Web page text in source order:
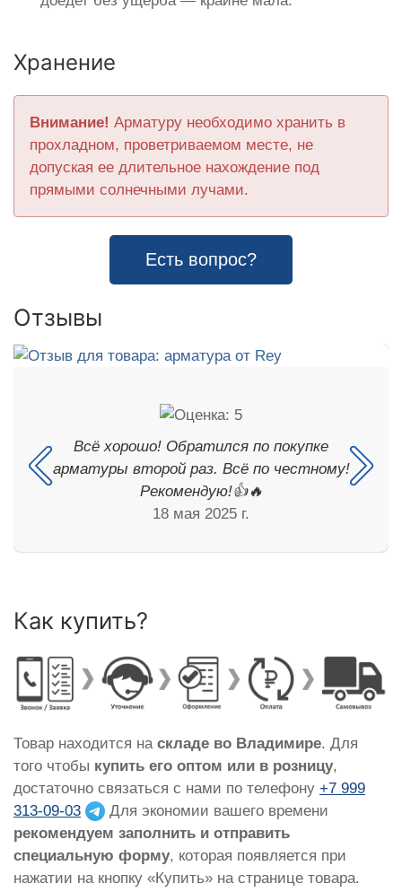
Хранение
Внимание! Арматуру необходимо хранить в
прохладном, проветриваемом месте, не
допуская ее длительное нахождение под
прямыми солнечными лучами.
Есть вопрос?
Отзывы
Всё хорошо! Обратился по покупке
арматуры второй раз. Всё по честному!
Рекомендую!👍🔥
18 мая 2025 г.
Как купить?
Товар находится на складе во Владимире. Для
того чтобы купить его оптом или в розницу,
достаточно связаться с нами по телефону +7 999
313-09-03
Для экономии вашего времени
рекомендуем заполнить и отправить
специальную форму, которая появляется при
нажатии на кнопку «Купить» на странице товара.